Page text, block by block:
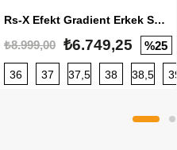
Rs-X Efekt Gradient Erkek Sneaker
₺8.999,00 ₺6.749,25 %25
36 37 37,5 38 38,5 39